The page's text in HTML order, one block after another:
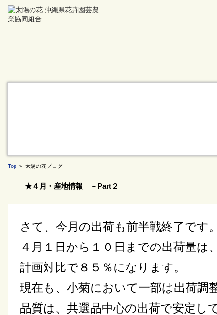
Top > 太陽の花ブログ
★４月・産地情報 －Part２
さて、今月の出荷も前半戦終了です
４月１日から１０日までの出荷量は
計画対比で８５％になります。
現在も、小菊において一部は出荷調
品質は、共選品中心の出荷で安定し